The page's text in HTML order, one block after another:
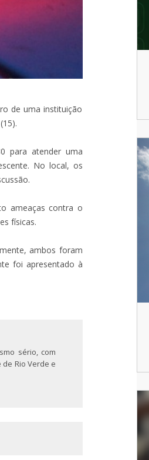
de uma instituição
para atender uma
No local, os
ameaças contra o
físicas.
ambos foram
foi apresentado à
sério, com
Rio Verde e